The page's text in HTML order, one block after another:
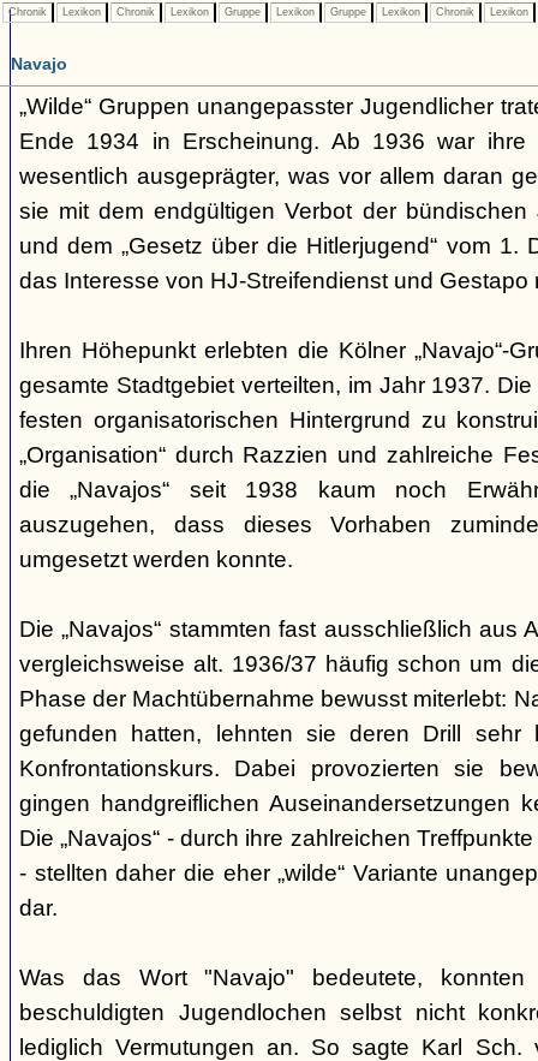
Chronik Lexikon Chronik Lexikon Gruppe Lexikon Gruppe Lexikon Chronik Lexikon
Navajo
„Wilde“ Gruppen unangepasster Jugendlicher
Ende 1934 in Erscheinung. Ab 1936 war ihre
wesentlich ausgeprägter, was vor allem daran
sie mit dem endgültigen Verbot der
und dem „Gesetz über die Hitlerjugend“ vom 1.
das Interesse von HJ-Streifendienst und Gestapo
Ihren Höhepunkt erlebten die Kölner „Navajo“-
gesamte Stadtgebiet verteilten, im Jahr 1937.
festen organisatorischen Hintergrund zu
„Organisation“ durch Razzien und zahlreiche
die „Navajos“ seit 1938 kaum noch
auszugehen, dass dieses Vorhaben
umgesetzt werden konnte.
Die „Navajos“ stammten fast ausschließlich aus
vergleichsweise alt. 1936/37 häufig schon um
Phase der Machtübernahme bewusst miterlebt:
gefunden hatten, lehnten sie deren Drill
Konfrontationskurs. Dabei provozierten sie
gingen handgreiflichen Auseinandersetzungen
Die „Navajos“ - durch ihre zahlreichen
- stellten daher die eher „wilde“ Variante
dar.
Was das Wort "Navajo" bedeutete, konnten
beschuldigten Jugendlochen selbst nicht
lediglich Vermutungen an. So sagte Karl